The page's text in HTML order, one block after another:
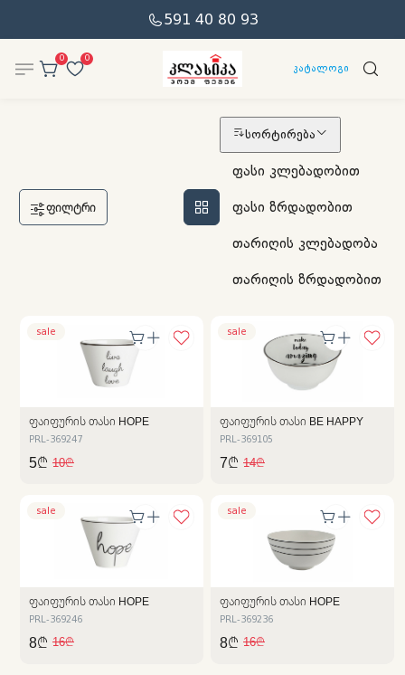
591 40 80 93
0 0
კატალოგი
ᲤᲘᲚᲢᲠᲘ
სორტირება
ფასი კლებადობით
ფასი ზრდადობით
თარიღის კლებადობა
თარიღის ზრდადობით
sale
ᲤᲐᲘᲤᲣᲠᲘᲡ ᲗᲐᲡᲘ HOPE
PRL-369247
5₾ 10₾
sale
ᲤᲐᲘᲤᲣᲠᲘᲡ ᲗᲐᲡᲘ BE HAPPY
PRL-369105
7₾ 14₾
sale
ᲤᲐᲘᲤᲣᲠᲘᲡ ᲗᲐᲡᲘ HOPE
PRL-369246
8₾ 16₾
sale
ᲤᲐᲘᲤᲣᲠᲘᲡ ᲗᲐᲡᲘ HOPE
PRL-369236
8₾ 16₾